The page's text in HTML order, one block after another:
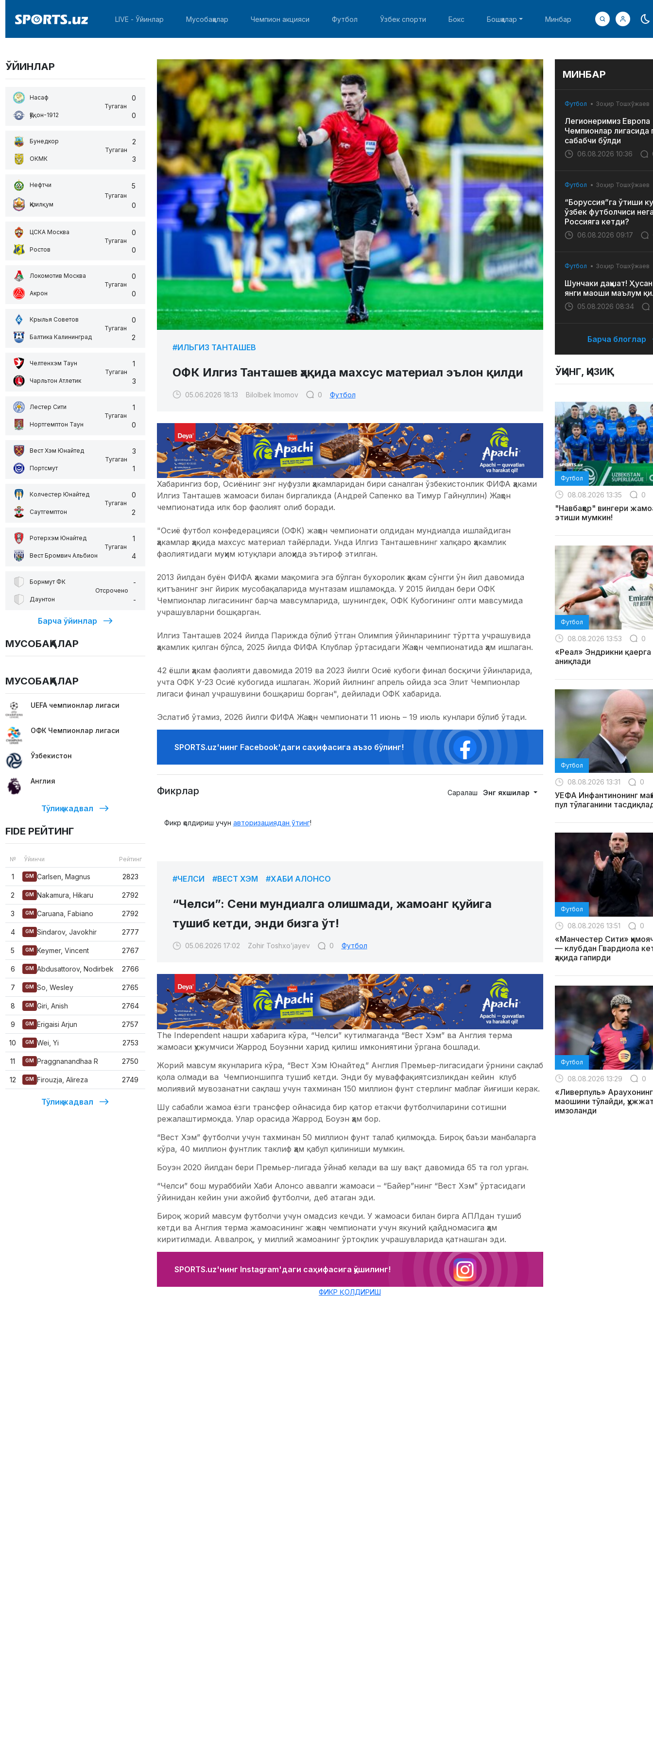
LIVE - Ўйинлар Мусобақалар Чемпион акцияси Футбол Ўзбек спорти Бокс Бошқалар Минбар
ЎЙИНЛАР
Насаф
Қўқон-1912
Тугаган
0
0
Бунедкор
ОКМК
Тугаган
2
3
Нефтчи
Қизилқум
Тугаган
5
0
ЦСКА Москва
Ростов
Тугаган
0
0
Локомотив Москва
Акрон
Тугаган
0
0
Крылья Советов
Балтика Калининград
Тугаган
0
2
Челтенхэм Таун
Чарльтон Атлетик
Тугаган
1
3
Лестер Сити
Нортгемптон Таун
Тугаган
1
0
Вест Хэм Юнайтед
Портсмут
Тугаган
3
1
Колчестер Юнайтед
Саутгемптон
Тугаган
0
2
Ротерхэм Юнайтед
Вест Бромвич Альбион
Тугаган
1
4
Борнмут ФК
Даунтон
Отсрочено
-
-
Барча ўйинлар
МУСОБАҚАЛАР
МУСОБАҚАЛАР
UEFA чемпионлар лигаси
ОФК Чемпионлар лигаси
Ўзбекистон
Англия
Тўлиқ жадвал
FIDE РЕЙТИНГ
№ Ўйинчи Рейтинг
1 GM Carlsen, Magnus 2823
2 GM Nakamura, Hikaru 2792
3 GM Caruana, Fabiano 2792
4 GM Sindarov, Javokhir 2777
5 GM Keymer, Vincent 2767
6 GM Abdusattorov, Nodirbek 2766
7 GM So, Wesley 2765
8 GM Giri, Anish 2764
9 GM Erigaisi Arjun 2757
10 GM Wei, Yi 2753
11 GM Praggnanandhaa R 2750
12 GM Firouzja, Alireza 2749
Тўлиқ жадвал
#ИЛЬГИЗ ТАНТАШЕВ
ОФК Илгиз Танташев ҳақида махсус материал эълон қилди
05.06.2026 18:13 Bilolbek Imomov 0 Футбол
Хабарингиз бор, Осиёнинг энг нуфузли ҳакамларидан бири саналган ўзбекистонлик ФИФА ҳаками
Илгиз Танташев жамоаси билан биргаликда (Андрей Сапенко ва Тимур Гайнуллин) Жаҳон
чемпионатида илк бор фаолият олиб боради.
"Осиё футбол конфедерацияси (ОФК) жаҳон чемпионати олдидан мундиалда ишлайдиган
ҳакамлар ҳақида махсус материал тайёрлади. Унда Илгиз Танташевнинг халқаро ҳакамлик
фаолиятидаги муҳим ютуқлари алоҳида эътироф этилган.
2013 йилдан буён ФИФА ҳаками мақомига эга бўлган бухоролик ҳакам сўнгги ўн йил давомида
қитъанинг энг йирик мусобақаларида мунтазам ишламоқда. У 2015 йилдан бери ОФК
Чемпионлар лигасининг барча мавсумларида, шунингдек, ОФК Кубогининг олти мавсумида
учрашувларни бошқарган.
Илгиз Танташев 2024 йилда Парижда бўлиб ўтган Олимпия ўйинларининг тўртта учрашувида
ҳакамлик қилган бўлса, 2025 йилда ФИФА Клублар ўртасидаги Жаҳон чемпионатида ҳам ишлаган.
42 ёшли ҳакам фаолияти давомида 2019 ва 2023 йилги Осиё кубоги финал босқичи ўйинларида,
учта ОФК У-23 Осиё кубогида ишлаган. Жорий йилнинг апрель ойида эса Элит Чемпионлар
лигаси финал учрашувини бошқариш борган", дейилади ОФК хабарида.
Эслатиб ўтамиз, 2026 йилги ФИФА Жаҳон чемпионати 11 июнь – 19 июль кунлари бўлиб ўтади.
SPORTS.uz'нинг Facebook'даги саҳифасига аъзо бўлинг!
Фикрлар Саралаш Энг яхшилар
Фикр қолдириш учун авторизациядан ўтинг!
#ЧЕЛСИ #ВЕСТ ХЭМ #ХАБИ АЛОНСО
“Челси”: Сени мундиалга олишмади, жамоанг қуйига
тушиб кетди, энди бизга ўт!
05.06.2026 17:02 Zohir Toshxo’jayev 0 Футбол
The Independent нашри хабарига кўра, “Челси” кутилмаганда “Вест Хэм” ва Англия терма
жамоаси ҳужумчиси Жаррод Боуэнни харид қилиш имкониятини ўргана бошлади.
Жорий мавсум якунларига кўра, “Вест Хэм Юнайтед” Англия Премьер-лигасидаги ўрнини сақлаб
қола олмади ва Чемпионшипга тушиб кетди. Энди бу муваффақиятсизликдан кейин клуб
молиявий мувозанатни сақлаш учун тахминан 150 миллион фунт стерлинг маблағ йиғиши керак.
Шу сабабли жамоа ёзги трансфер ойнасида бир қатор етакчи футболчиларини сотишни
режалаштирмоқда. Улар орасида Жаррод Боуэн ҳам бор.
“Вест Хэм” футболчи учун тахминан 50 миллион фунт талаб қилмоқда. Бироқ баъзи манбаларга
кўра, 40 миллион фунтлик таклиф ҳам қабул қилиниши мумкин.
Боуэн 2020 йилдан бери Премьер-лигада ўйнаб келади ва шу вақт давомида 65 та гол урган.
“Челси” бош мураббийи Хаби Алонсо аввалги жамоаси – “Байер”нинг “Вест Хэм” ўртасидаги
ўйинидан кейин уни ажойиб футболчи, деб атаган эди.
Бироқ жорий мавсум футболчи учун омадсиз кечди. У жамоаси билан бирга АПЛдан тушиб
кетди ва Англия терма жамоасининг жаҳон чемпионати учун якуний қайдномасига ҳам
киритилмади. Аввалроқ, у миллий жамоанинг ўртоқлик учрашувларида қатнашган эди.
SPORTS.uz'нинг Instagram'даги саҳифасига қўшилинг!
ФИКР ҚОЛДИРИШ
МИНБАР
Футбол Зоҳир Тошхўжаев
Легионеримиз Европа
Чемпионлар лигасида
сабабчи бўлди
06.08.2026 10:36
Футбол Зоҳир Тошхўжаев
“Боруссия”га ўтиши
ўзбек футболчиси
Россияга кетди?
06.08.2026 09:17
Футбол Зоҳир Тошхўжаев
Шунчаки даҳшат!
янги маоши маълум
05.08.2026 08:34
Барча блоглар
ЎҚИНГ, ҚИЗИҚ!
Футбол
08.08.2026 13:35 0
"Навбаҳор" вингери
этиши мумкин!
Футбол
08.08.2026 13:53 0
«Реал» Эндрикни
аниқлади
Футбол
08.08.2026 13:31 0
УЕФА Инфантинонинг
пул тўлаганини
Футбол
08.08.2026 13:51 0
«Манчестер Сити»
— клубдан Гвардиола
ҳақида гапирди
Футбол
08.08.2026 13:29 0
«Ливерпуль»
маошини тўлайди,
имзоланди